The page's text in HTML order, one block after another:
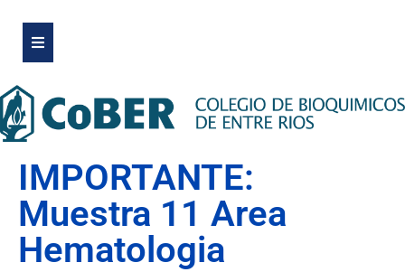
IMPORTANTE:
Muestra 11 Area
Hematologia